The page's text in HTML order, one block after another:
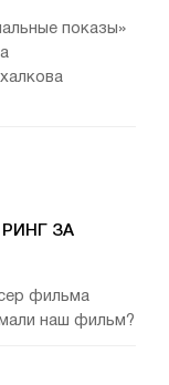
показы»
ЗА
фильма
наш фильм?